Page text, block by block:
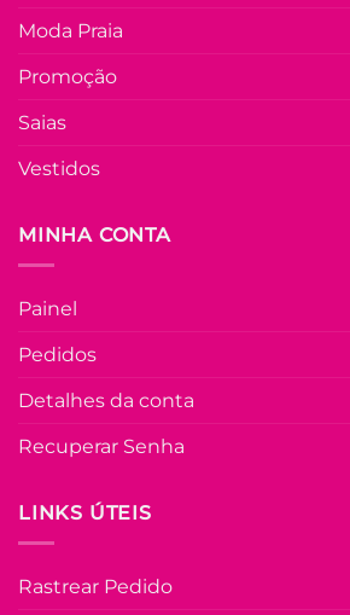
Moda Praia
Promoção
Saias
Vestidos
MINHA CONTA
Painel
Pedidos
Detalhes da conta
Recuperar Senha
LINKS ÚTEIS
Rastrear Pedido